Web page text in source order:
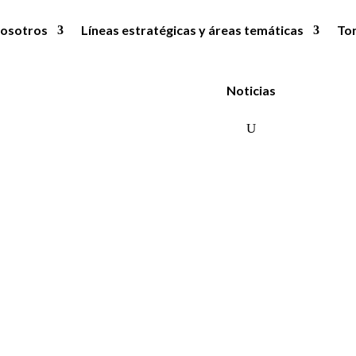
Líneas estratégicas y áreas temáticas
Noticias